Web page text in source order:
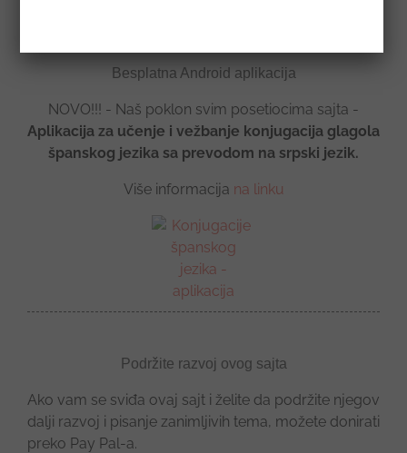
Besplatna Android aplikacija
NOVO!!! - Naš poklon svim posetiocima sajta -
Aplikacija za učenje i vežbanje konjugacija glagola
španskog jezika sa prevodom na srpski jezik.
Više informacija na linku
Podržite razvoj ovog sajta
Ako vam se sviđa ovaj sajt i želite da podržite njegov
dalji razvoj i pisanje zanimljivih tema, možete donirati
preko Pay Pal-a.